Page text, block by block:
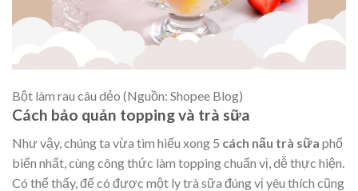
Bột làm rau câu dẻo (Nguồn: Shopee Blog)
Cách bảo quản topping và trà sữa
Như vậy, chúng ta vừa tìm hiểu xong 5 cách nấu trà sữa phổ
biến nhất, cùng công thức làm topping chuẩn vị, dễ thực hiện.
Có thể thấy, để có được một ly trà sữa đúng vị yêu thích cũng